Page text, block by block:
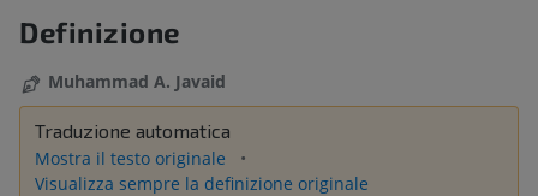
Definizione
Muhammad A. Javaid
Traduzione automatica
Mostra il testo originale
Visualizza sempre la definizione originale